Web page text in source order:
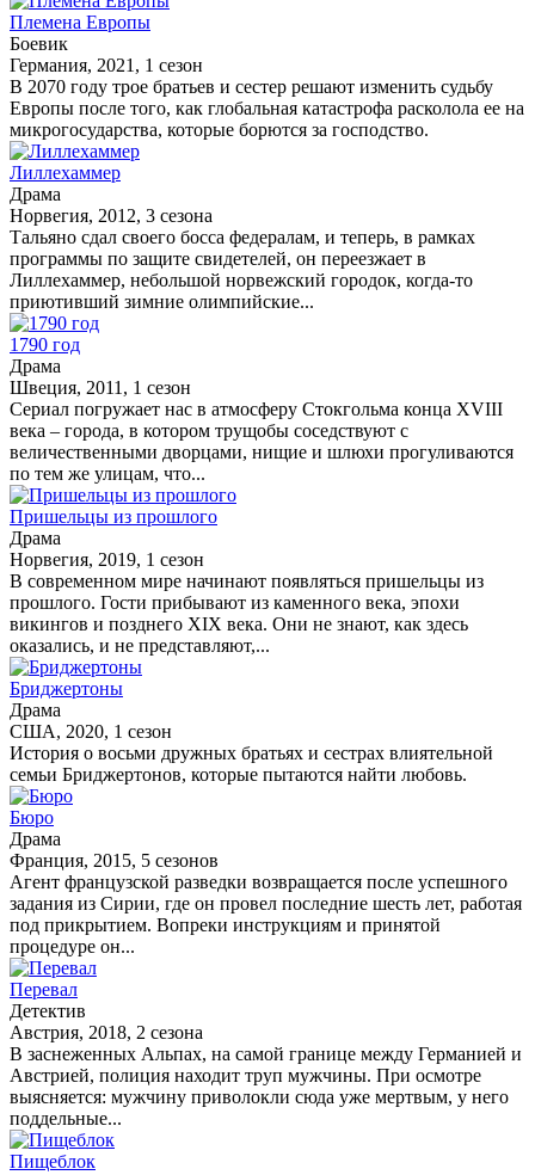
Племена Европы
Боевик
Германия, 2021, 1 сезон
В 2070 году трое братьев и сестер решают изменить судьбу
Европы после того, как глобальная катастрофа расколола ее на
микрогосударства, которые борются за господство.
Лиллехаммер
Драма
Норвегия, 2012, 3 сезона
Тальяно сдал своего босса федералам, и теперь, в рамках
программы по защите свидетелей, он переезжает в
Лиллехаммер, небольшой норвежский городок, когда-то
приютивший зимние олимпийские...
1790 год
Драма
Швеция, 2011, 1 сезон
Сериал погружает нас в атмосферу Стокгольма конца XVIII
века – города, в котором трущобы соседствуют с
величественными дворцами, нищие и шлюхи прогуливаются
по тем же улицам, что...
Пришельцы из прошлого
Драма
Норвегия, 2019, 1 сезон
В современном мире начинают появляться пришельцы из
прошлого. Гости прибывают из каменного века, эпохи
викингов и позднего XIX века. Они не знают, как здесь
оказались, и не представляют,...
Бриджертоны
Драма
США, 2020, 1 сезон
История о восьми дружных братьях и сестрах влиятельной
семьи Бриджертонов, которые пытаются найти любовь.
Бюро
Драма
Франция, 2015, 5 сезонов
Агент французской разведки возвращается после успешного
задания из Сирии, где он провел последние шесть лет, работая
под прикрытием. Вопреки инструкциям и принятой
процедуре он...
Перевал
Детектив
Австрия, 2018, 2 сезона
В заснеженных Альпах, на самой границе между Германией и
Австрией, полиция находит труп мужчины. При осмотре
выясняется: мужчину приволокли сюда уже мертвым, у него
поддельные...
Пищеблок